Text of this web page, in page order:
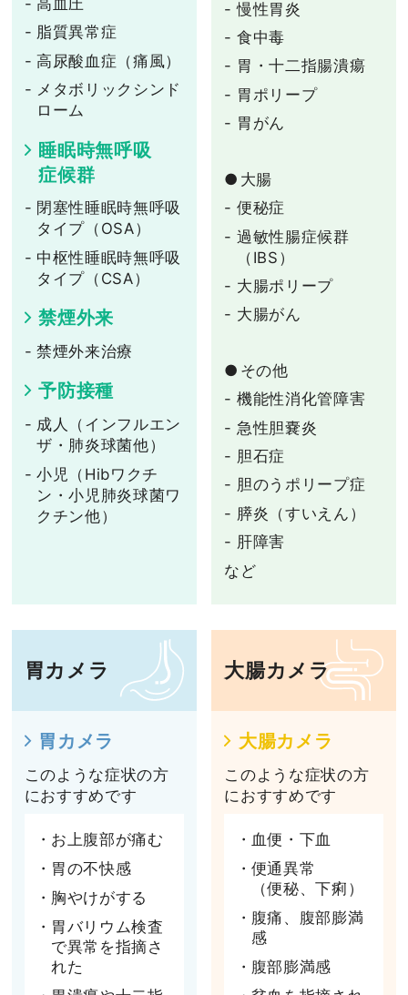
脂質異常症
高尿酸血症（痛風）
メタボリックシンド
ローム
睡眠時無呼吸
症候群
閉塞性睡眠時無呼吸
タイプ（OSA）
中枢性睡眠時無呼吸
タイプ（CSA）
禁煙外来
禁煙外来治療
予防接種
成人（インフルエン
ザ・肺炎球菌他）
小児（Hibワクチ
ン・小児肺炎球菌ワ
クチン他）
慢性胃炎
食中毒
胃・十二指腸潰瘍
胃ポリープ
胃がん
大腸
便秘症
過敏性腸症候群
（IBS）
大腸ポリープ
大腸がん
その他
機能性消化管障害
急性胆嚢炎
胆石症
胆のうポリープ症
膵炎（すいえん）
肝障害
など
胃カメラ
胃カメラ
このような症状の方
におすすめです
お上腹部が痛む
胃の不快感
胸やけがする
胃バリウム検査
で異常を指摘さ
れた
大腸カメラ
大腸カメラ
このような症状の方
におすすめです
血便・下血
便通異常
（便秘、下痢）
腹痛、腹部膨満
感
腹部膨満感